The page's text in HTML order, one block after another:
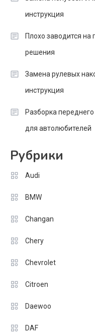
инструкция
Плохо заводится на
решения
Замена рулевых
инструкция
Разборка
для автолюбителей
Рубрики
Audi
BMW
Changan
Chery
Chevrolet
Citroen
Daewoo
DAF